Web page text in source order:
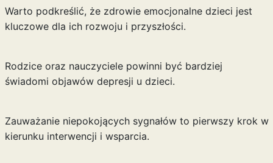
Warto podkreślić, że zdrowie emocjonalne dzieci jest
kluczowe dla ich rozwoju i przyszłości.
Rodzice oraz nauczyciele powinni być bardziej
świadomi objawów depresji u dzieci.
Zauważanie niepokojących sygnałów to pierwszy krok w
kierunku interwencji i wsparcia.